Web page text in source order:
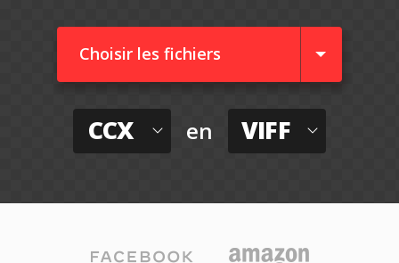
Choisir les fichiers
CCX en VIFF